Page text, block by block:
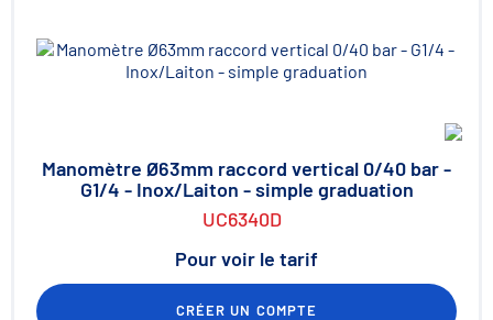
Manomètre Ø63mm raccord vertical 0/40 bar -
G1/4 - Inox/Laiton - simple graduation
UC6340D
Pour voir le tarif
CRÉER UN COMPTE